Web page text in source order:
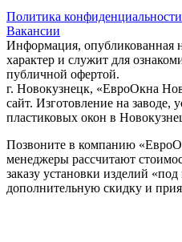
Политика конфиденциальности
Вакансии
Информация, опубликованная
характер и служит для
публичной офертой.
г. Новокузнецк, «ЕвроОкна
сайт. Изготовление на заводе,
пластиковых окон в
Позвоните в компанию
менеджеры рассчитают
заказу установки изделий
дополнительную скидку и